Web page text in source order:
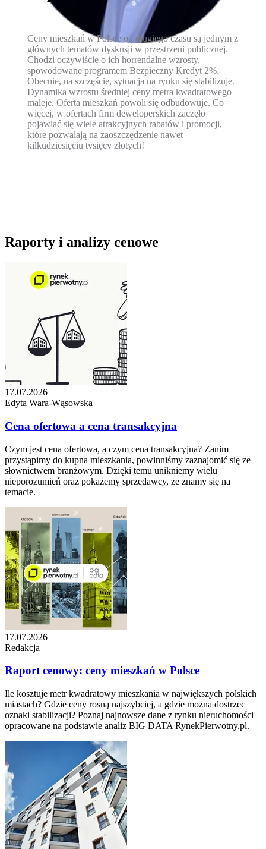
Ceny mieszkań w Polsce od długiego czasu są jednym z
głównych tematów dyskusji w przestrzeni publicznej.
Chodzi oczywiście o ich horrendalne wzrosty,
spowodowane programem Bezpieczny Kredyt 2%.
Obecnie, na szczęście, sytuacja na rynku się stabilizuje.
Dynamika wzrostu średniej ceny metra kwadratowego
maleje. Oferta mieszkań powoli się odbudowuje. Co
więcej, w ofertach firm deweloperskich zaczęło
pojawiać się wiele atrakcyjnych rabatów i promocji,
które pozwalają na zaoszczędzenie nawet
kilkudziesięciu tysięcy złotych!
Raporty i analizy cenowe
17.07.2026
Edyta Wara-Wąsowska
Cena ofertowa a cena transakcyjna
Czym jest cena ofertowa, a czym cena transakcyjna? Zanim
przystąpimy do kupna mieszkania, powinniśmy zaznajomić się ze
słownictwem branżowym. Dzięki temu unikniemy wielu
nieporozumień oraz pokażemy sprzedawcy, że znamy się na
temacie.
17.07.2026
Redakcja
Raport cenowy: ceny mieszkań w Polsce
Ile kosztuje metr kwadratowy mieszkania w największych polskich
miastach? Gdzie ceny rosną najszybciej, a gdzie można dostrzec
oznaki stabilizacji? Poznaj najnowsze dane z rynku nieruchomości –
opracowane na podstawie analiz BIG DATA RynekPierwotny.pl.